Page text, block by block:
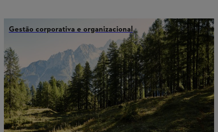
Gestão corporativa e organizacional